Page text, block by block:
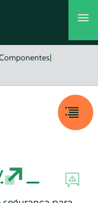
|